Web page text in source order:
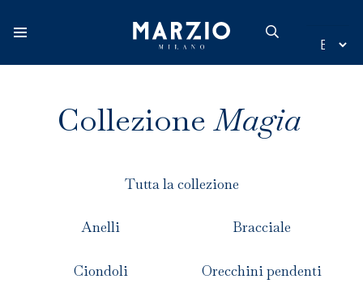
Origine
Novità
CollezioneMagia
Tutta la collezione
Anelli Bracciale
Ciondoli Orecchini pendenti